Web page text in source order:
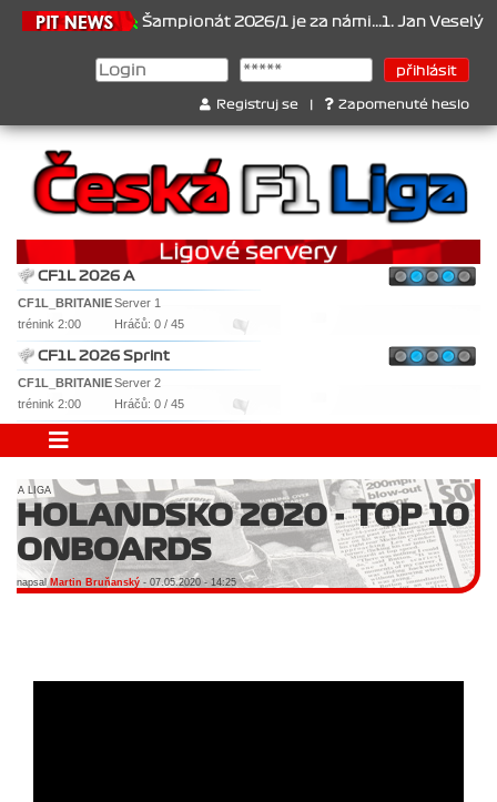
Šampionát 2026/1 je za námi...1. Jan Veselý , 2. Jan
Registruj se Zapomenuté heslo
CF1L 2026 A
CF1L_BRITANIEServer 1
trénink 2:00
Hráčů: 0 / 45
CF1L 2026 Sprint
CF1L_BRITANIEServer 2
trénink 2:00
Hráčů: 0 / 45
A LIGA
HOLANDSKO 2020 - TOP 10
ONBOARDS
napsalMartin Bruňanský - 07.05.2020 - 14:25